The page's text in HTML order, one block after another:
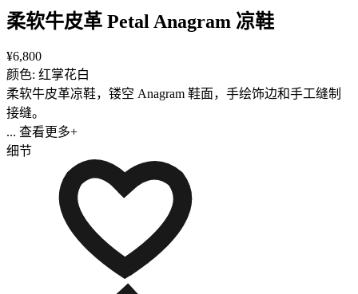
柔软牛皮革 Petal Anagram 凉鞋
¥6,800
颜色: 红掌花白
柔软牛皮革凉鞋，镂空 Anagram 鞋面，手绘饰边和手工缝制
接缝。
... 查看更多+
细节